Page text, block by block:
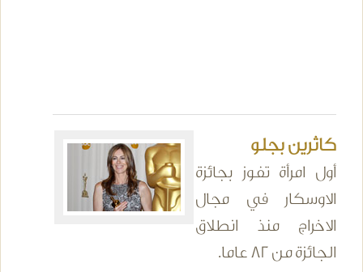
كاثرين بجلو
أول امرأة تفوز بجائزة
الاوسكار في مجال
الاخراج منذ انطلاق
الجائزة من 82 عاما.